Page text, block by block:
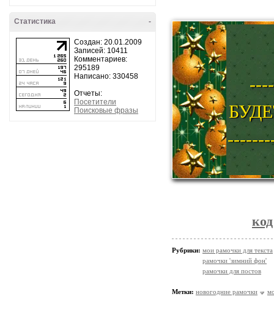
-
Статистика
Создан: 20.01.2009
Записей: 10411
Комментариев:
295189
Написано: 330458
Отчеты:
Посетители
Поисковые фразы
БУДЕТ ВАШ ТЕКСТ
Рубрики: мои рамочки для текста
рамочки 'зимний фон'
рамочки для постов
Метки: новогодние рамочки